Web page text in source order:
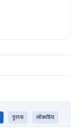
पुराना लोकप्रिय